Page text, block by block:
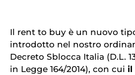
Il rent to buy è un nuovo
introdotto nel nostro
Decreto Sblocca Italia (D.L.
in Legge 164/2014), con cui il